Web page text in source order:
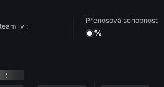
lvl:
Přenosová schopnost
%
: